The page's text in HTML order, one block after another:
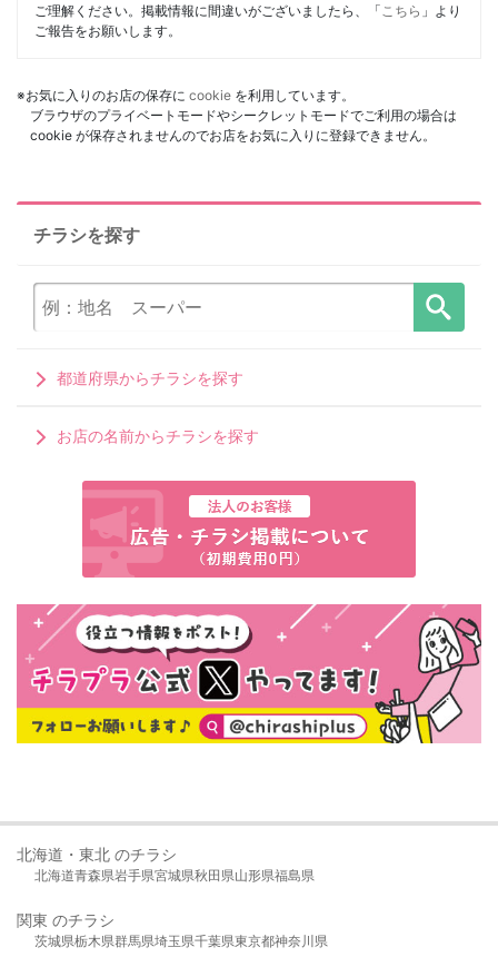
ご理解ください。掲載情報に間違いがございましたら、「 こちら 」より
ご報告をお願いします。
※お気に入りのお店の保存に cookie を利用しています。
ブラウザのプライベートモードやシークレットモードでご利用の場合は
cookie が保存されませんのでお店をお気に入りに登録できません。
チラシを探す
都道府県からチラシを探す
お店の名前からチラシを探す
北海道・東北 のチラシ
北海道青森県岩手県宮城県秋田県山形県福島県
関東 のチラシ
茨城県栃木県群馬県埼玉県千葉県東京都神奈川県